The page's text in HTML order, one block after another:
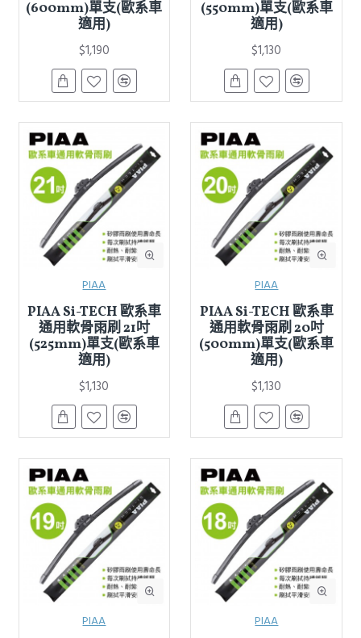
(600mm)單支(歐系車
適用)
$1,190
(550mm)單支(歐系車
適用)
$1,130
PIAA
PIAA Si-TECH 歐系車
通用軟骨雨刷 21吋
(525mm)單支(歐系車
適用)
$1,130
PIAA
PIAA Si-TECH 歐系車
通用軟骨雨刷 20吋
(500mm)單支(歐系車
適用)
$1,130
PIAA PIAA